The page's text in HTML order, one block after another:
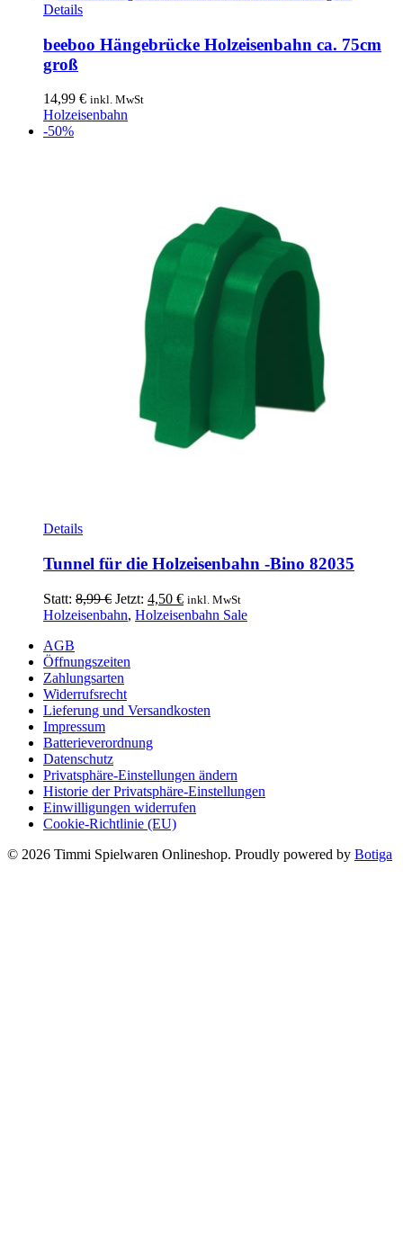
Details
beeboo Hängebrücke Holzeisenbahn ca. 75cm
groß
14,99 € inkl. MwSt
Holzeisenbahn
-50%
Details
Tunnel für die Holzeisenbahn -Bino 82035
Statt: 8,99€ Ursprünglicher
Preis
Jetzt: 4,50 €Aktueller
Preis
inkl. MwSt
Holzeisenbahn, Holzeisenbahn Sale
AGB
Öffnungszeiten
Zahlungsarten
Widerrufsrecht
Lieferung und Versandkosten
Impressum
Batterieverordnung
Datenschutz
Privatsphäre-Einstellungen ändern
Historie der Privatsphäre-Einstellungen
Einwilligungen widerrufen
Cookie-Richtlinie (EU)
© 2026 Timmi Spielwaren Onlineshop. Proudly powered by Botiga